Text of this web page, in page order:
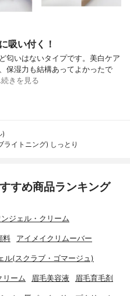
吸い付く！
匂いはないタイプです。美白ケア
保湿力も結構あってよかったで
続きを見る
)
ライトニング) しっとり
すめ商品ランキング
ジェル・クリーム
料 アイメイクリムーバー
ル(スクラブ・ゴマージュ)
リーム 眉毛美容液 眉毛育毛剤